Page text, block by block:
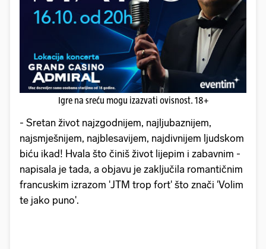
Igre na sreću mogu izazvati ovisnost. 18+
- Sretan život najzgodnijem, najljubaznijem,
najsmješnijem, najblesavijem, najdivnijem ljudskom
biću ikad! Hvala što činiš život lijepim i zabavnim -
napisala je tada, a objavu je zaključila romantičnim
francuskim izrazom 'JTM trop fort' što znači 'Volim
te jako puno'.